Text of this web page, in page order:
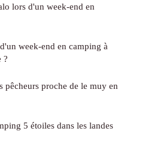
lors d'un week-end en
week-end en camping à
?
pêcheurs proche de le muy en
5 étoiles dans les landes